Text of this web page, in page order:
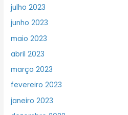
julho 2023
junho 2023
maio 2023
abril 2023
março 2023
fevereiro 2023
janeiro 2023